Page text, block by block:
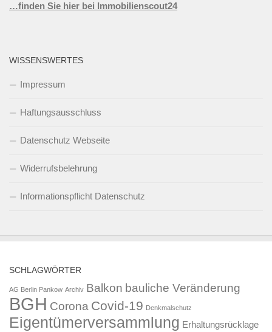
…finden Sie hier bei Immobilienscout24
WISSENSWERTES
Impressum
Haftungsausschluss
Datenschutz Webseite
Widerrufsbelehrung
Informationspflicht Datenschutz
SCHLAGWÖRTER
AG Berlin Pankow Archiv Balkon bauliche Veränderung
BGH Corona Covid-19 Denkmalschutz
Eigentümerversammlung Erhaltungsrücklage